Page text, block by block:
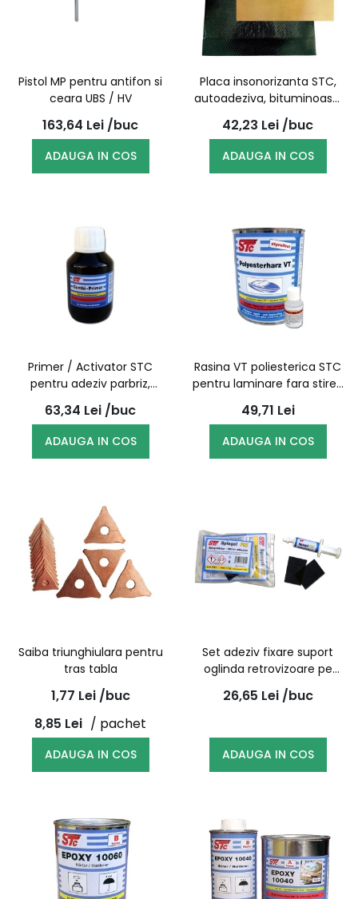
Pistol MP pentru antifon si
ceara UBS / HV
163,64 Lei /buc
ADAUGA IN COS
Placa insonorizanta STC,
autoadeziva, bituminoasa,
termoformare,
50cm*50cm
42,23 Lei /buc
ADAUGA IN COS
Primer / Activator STC
pentru adeziv parbriz,
100ml
63,34 Lei /buc
ADAUGA IN COS
Rasina VT poliesterica STC
pentru laminare fara stiren
0.5l cu intaritor
49,71 Lei
ADAUGA IN COS
Saiba triunghiulara pentru
tras tabla
1,77 Lei /buc
8,85 Lei / pachet
ADAUGA IN COS
Set adeziv fixare suport
oglinda retrovizoare pe
parbriz 1g | STC
26,65 Lei /buc
ADAUGA IN COS